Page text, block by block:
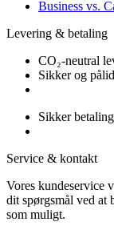
Business vs.
Levering & betaling
CO₂-neutral
Sikker og
Sikker
Service & kontakt
Vores kundeservice
dit spørgsmål ved at
som muligt.